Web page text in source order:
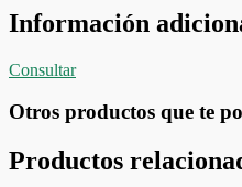
Información
Consultar
Otros productos que te
Productos